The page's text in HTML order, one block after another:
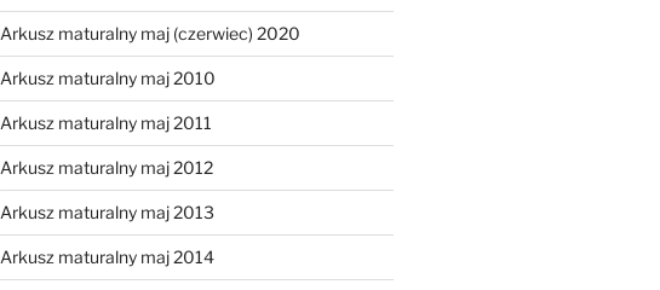
Arkusz maturalny maj (czerwiec) 2020
Arkusz maturalny maj 2010
Arkusz maturalny maj 2011
Arkusz maturalny maj 2012
Arkusz maturalny maj 2013
Arkusz maturalny maj 2014